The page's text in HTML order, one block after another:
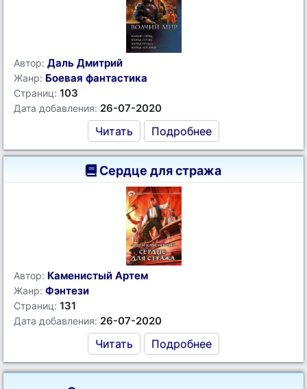
Автор: Даль Дмитрий
Жанр: Боевая фантастика
Страниц: 103
Дата добавления: 26-07-2020
Читать Подробнее
Сердце для стража
Автор: Каменистый Артем
Жанр: Фэнтези
Страниц: 131
Дата добавления: 26-07-2020
Читать Подробнее